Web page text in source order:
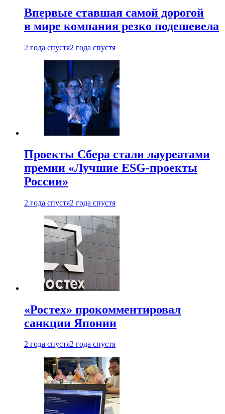
Впервые ставшая самой дорогой
в мире компания резко подешевела
2 года спустя2 года спустя
Проекты Сбера стали лауреатами
премии «Лучшие ESG-проекты
России»
2 года спустя2 года спустя
«Ростех» прокомментировал
санкции Японии
2 года спустя2 года спустя